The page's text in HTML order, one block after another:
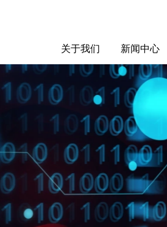
关于我们
集团介绍
全球布局
发展历程
资源资质
联系我们
新闻中心
yabo.com青岛水
务积水科技有限
公司新闻
媒体聚焦